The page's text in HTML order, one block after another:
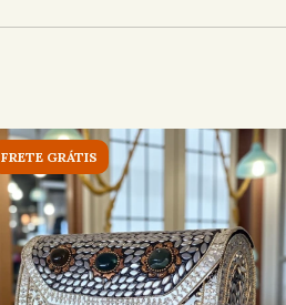
FRETE GRÁTIS